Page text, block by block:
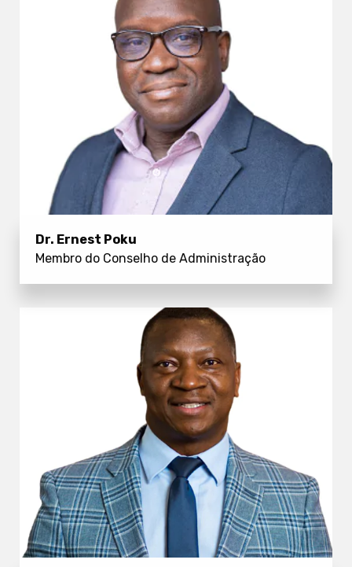
Dr. Ernest Poku
Membro do Conselho de Administração